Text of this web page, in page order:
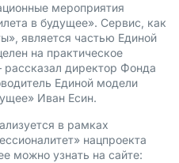
мероприятия
в будущее». Сервис, как
является частью Единой
на практическое
директор Фонда
Единой модели
Иван Есин.
в рамках
нацпроекта
можно узнать на сайте: